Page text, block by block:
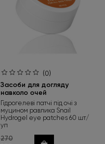
(0)
Засоби для догляду
навколо очей
Гідрогелеві патчі під очі з
муцином равлика Snail
Hydrogel eye patches 60 шт/
уп
270